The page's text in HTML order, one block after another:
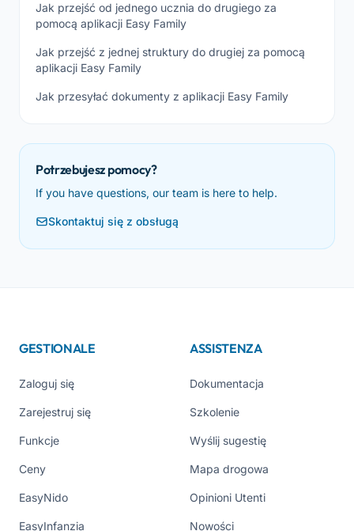
Jak przejść od jednego ucznia do drugiego za
pomocą aplikacji Easy Family
Jak przejść z jednej struktury do drugiej za pomocą
aplikacji Easy Family
Jak przesyłać dokumenty z aplikacji Easy Family
Potrzebujesz pomocy?
If you have questions, our team is here to help.
Skontaktuj się z obsługą
GESTIONALE
Zaloguj się
Zarejestruj się
Funkcje
Ceny
EasyNido
EasyInfanzia
ASSISTENZA
Dokumentacja
Szkolenie
Wyślij sugestię
Mapa drogowa
Opinioni Utenti
Nowości